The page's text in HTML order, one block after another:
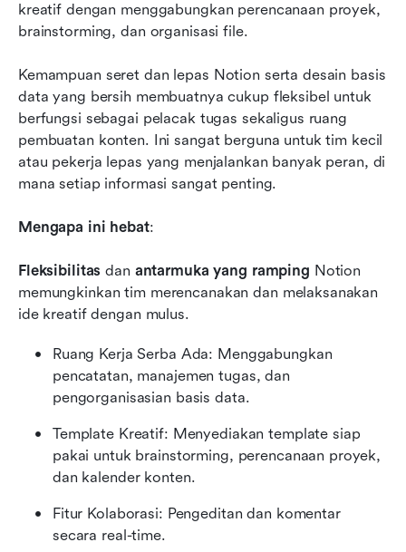
kreatif dengan menggabungkan perencanaan proyek,
brainstorming, dan organisasi file.
Kemampuan seret dan lepas Notion serta desain basis
data yang bersih membuatnya cukup fleksibel untuk
berfungsi sebagai pelacak tugas sekaligus ruang
pembuatan konten. Ini sangat berguna untuk tim kecil
atau pekerja lepas yang menjalankan banyak peran, di
mana setiap informasi sangat penting.
Mengapa ini hebat:
Fleksibilitas dan antarmuka yang ramping Notion
memungkinkan tim merencanakan dan melaksanakan
ide kreatif dengan mulus.
Ruang Kerja Serba Ada: Menggabungkan
pencatatan, manajemen tugas, dan
pengorganisasian basis data.
Template Kreatif: Menyediakan template siap
pakai untuk brainstorming, perencanaan proyek,
dan kalender konten.
Fitur Kolaborasi: Pengeditan dan komentar
secara real-time.